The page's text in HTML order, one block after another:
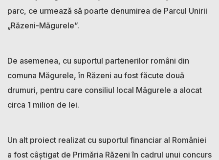
parc, ce urmează să poarte denumirea de Parcul Unirii
„Răzeni-Măgurele”.
De asemenea, cu suportul partenerilor români din
comuna Măgurele, în Răzeni au fost făcute două
drumuri, pentru care consiliul local Măgurele a alocat
circa 1 milion de lei.
Un alt proiect realizat cu suportul financiar al României
a fost câștigat de Primăria Răzeni în cadrul unui concurs